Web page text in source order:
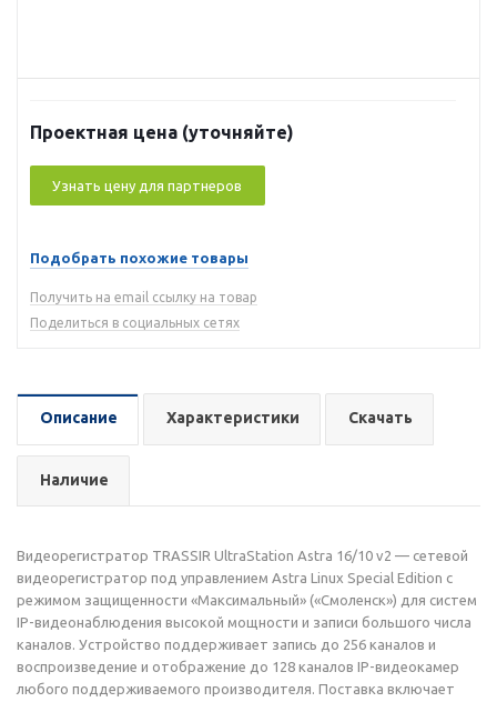
Проектная цена (уточняйте)
Узнать цену для партнеров
Подобрать похожие товары
Получить на email ссылку на товар
Поделиться в социальных сетях
Описание Характеристики Скачать
Наличие
Видеорегистратор TRASSIR UltraStation Astra 16/10 v2 — сетевой
видеорегистратор под управлением Astra Linux Special Edition с
режимом защищенности «Максимальный» («Смоленск») для систем
IP-видеонаблюдения высокой мощности и записи большого числа
каналов. Устройство поддерживает запись до 256 каналов и
воспроизведение и отображение до 128 каналов IP-видеокамер
любого поддерживаемого производителя. Поставка включает